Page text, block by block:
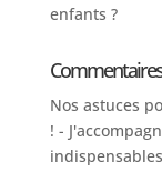
enfants ?
Nos astuces
! -